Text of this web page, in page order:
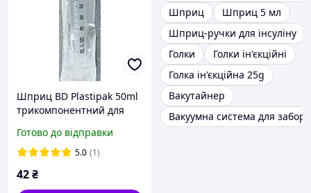
Шприц BD Plastipak 50ml
трикомпонентний для
Готово до відправки
5.0 (1)
42₴
Шприц
Шприц 5 мл
Шприц-ручки для інсуліну
Голки
Голки ін'єкційні
Голка ін'єкційна 25g
Вакутайнер
Вакуумна система для забору